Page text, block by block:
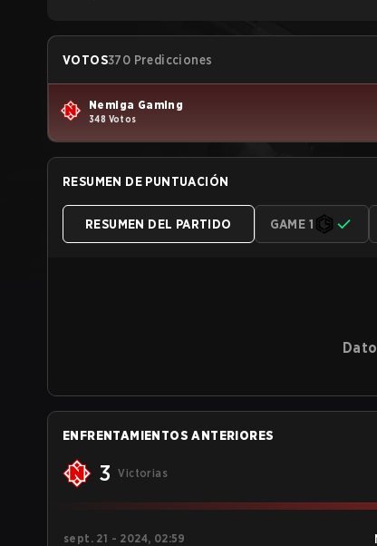
VOTOS370 Predicciones
Nemiga Gaming
348 Votos
RESUMEN DE PUNTUACIÓN
RESUMEN DEL PARTIDO GAME 1
ENFRENTAMIENTOS ANTERIORES
3 Victorias
sept. 21 - 2024, 02:59